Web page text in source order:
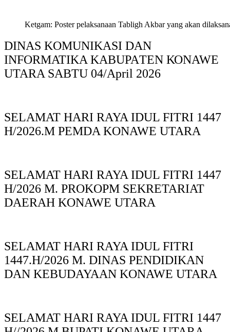
Ketgam: Poster pelaksanaan Tabligh Akbar yang akan
DINAS KOMUNIKASI DAN
INFORMATIKA KABUPAΤΕΝ ΚΟNAWE
UTARA SABTU 04/April 2026
SELAMAT HARI RAYA IDUL FITRI 1447
H/2026.M PEMDA KONAWE UTARA
SELAMAT HARI RAYA IDUL FITRI 1447
H/2026 M. PROKOPM SEKRETARIAT
DAERAH KONAWE UTARA
SELAMAT HARI RAYA IDUL FITRI
1447.H/2026 M. DINAS PENDIDIKAN
DAN KEBUDAYAAN KONAWE UTARA
SELAMAT HARI RAYA IDUL FITRI 1447